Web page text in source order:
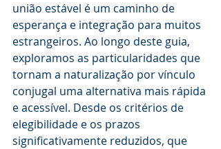
união estável é um caminho de
esperança e integração para muitos
estrangeiros. Ao longo deste guia,
exploramos as particularidades que
tornam a naturalização por vínculo
conjugal uma alternativa mais rápida
e acessível. Desde os critérios de
elegibilidade e os prazos
significativamente reduzidos, que